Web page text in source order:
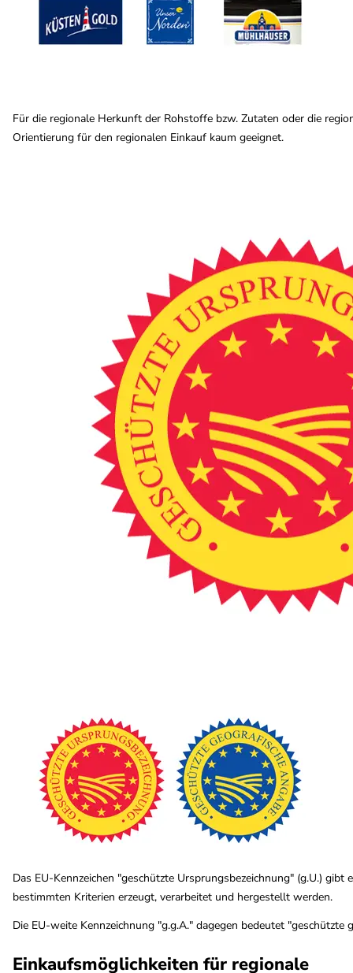
Für die regionale Herkunft der Rohstoffe bzw. Zutaten oder die
Orientierung für den regionalen Einkauf kaum geeignet.
Das EU-Kennzeichen "geschützte Ursprungsbezeichnung" (g.U.)
bestimmten Kriterien erzeugt, verarbeitet und hergestellt werden.
Die EU-weite Kennzeichnung "g.g.A." dagegen bedeutet
Einkaufsmöglichkeiten für regionale